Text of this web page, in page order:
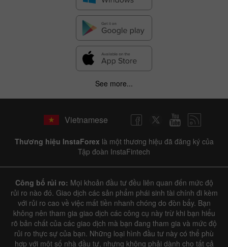
See more...
Vietnamese
Thương hiệu InstaForex là một thương hiệu đã đăng ký của
Tập đoàn InstaFintech
Công bố rủi ro: Mọi khoản đầu tư đều liên quan đến mức độ
rủi ro nào đó. Giao dịch các sản phẩm phái sinh tài chính đi kèm
với rủi ro cao về việc mất tiền nhanh chóng do đòn bẩy. Bạn
không nên tham gia giao dịch các công cụ này trừ khi bạn hiểu
rõ bản chất của các giao dịch mà bạn đang tham gia và mức độ
rủi ro thực sự của bạn. Những loại hình đầu tư này có thể phù
hợp với một số nhà đầu tư, nhưng không phải dành cho tất cả